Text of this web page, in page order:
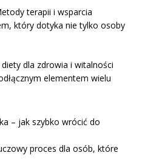
terapii i wsparcia
który dotyka nie tylko osoby
dla zdrowia i witalności
elementem wielu
– jak szybko wrócić do
proces dla osób, które